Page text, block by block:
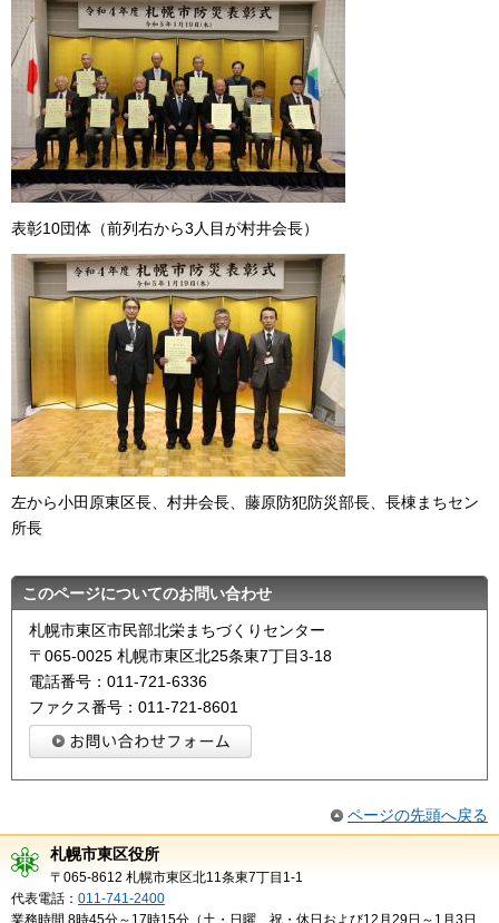
表彰10団体（前列右から3人目が村井会長）
左から小田原東区長、村井会長、藤原防犯防災部長、長棟まちセン
所長
このページについてのお問い合わせ
札幌市東区市民部北栄まちづくりセンター
〒065-0025 札幌市東区北25条東7丁目3-18
電話番号：011-721-6336
ファクス番号：011-721-8601
ページの先頭へ戻る
札幌市東区役所
〒065-8612 札幌市東区北11条東7丁目1-1
代表電話： 011-741-2400
業務時間 8時45分～17時15分（土・日曜、祝・休日および12月29日～1月3日